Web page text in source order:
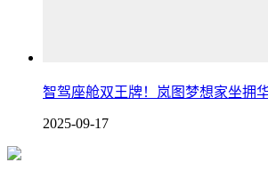
智驾座舱双王牌！岚图梦想家坐拥
2025-09-17